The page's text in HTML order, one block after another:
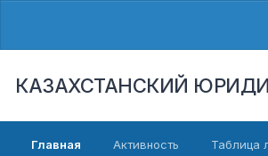
КАЗАХСТАНСКИЙ
Главная Активность Таблица